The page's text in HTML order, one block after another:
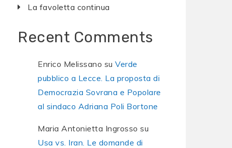
La favoletta continua
Recent Comments
Enrico Melissano suVerde
pubblico a Lecce. La proposta di
Democrazia Sovrana e Popolare
al sindaco Adriana Poli Bortone
Maria Antonietta Ingrosso su
Usa vs. Iran. Le domande di